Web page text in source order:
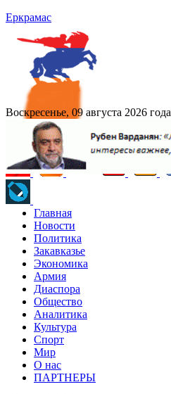
Еркрамас
Воскресенье, 09 августа 2026 года
Главная
Новости
Политика
Закавказье
Экономика
Армия
Диаспора
Общество
Аналитика
Культура
Спорт
Мир
О нас
ПАРТНЕРЫ